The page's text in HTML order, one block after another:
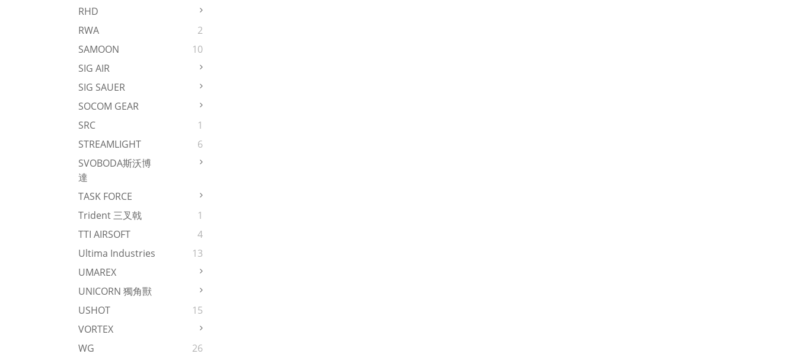
RHD
RWA
2
SAMOON
10
SIG AIR
SIG SAUER
SOCOM GEAR
SRC
1
STREAMLIGHT
6
SVOBODA斯沃博
達
TASK FORCE
Trident 三叉戟
1
TTI AIRSOFT
4
Ultima Industries
13
UMAREX
UNICORN 獨角獸
USHOT
15
VORTEX
WG
26